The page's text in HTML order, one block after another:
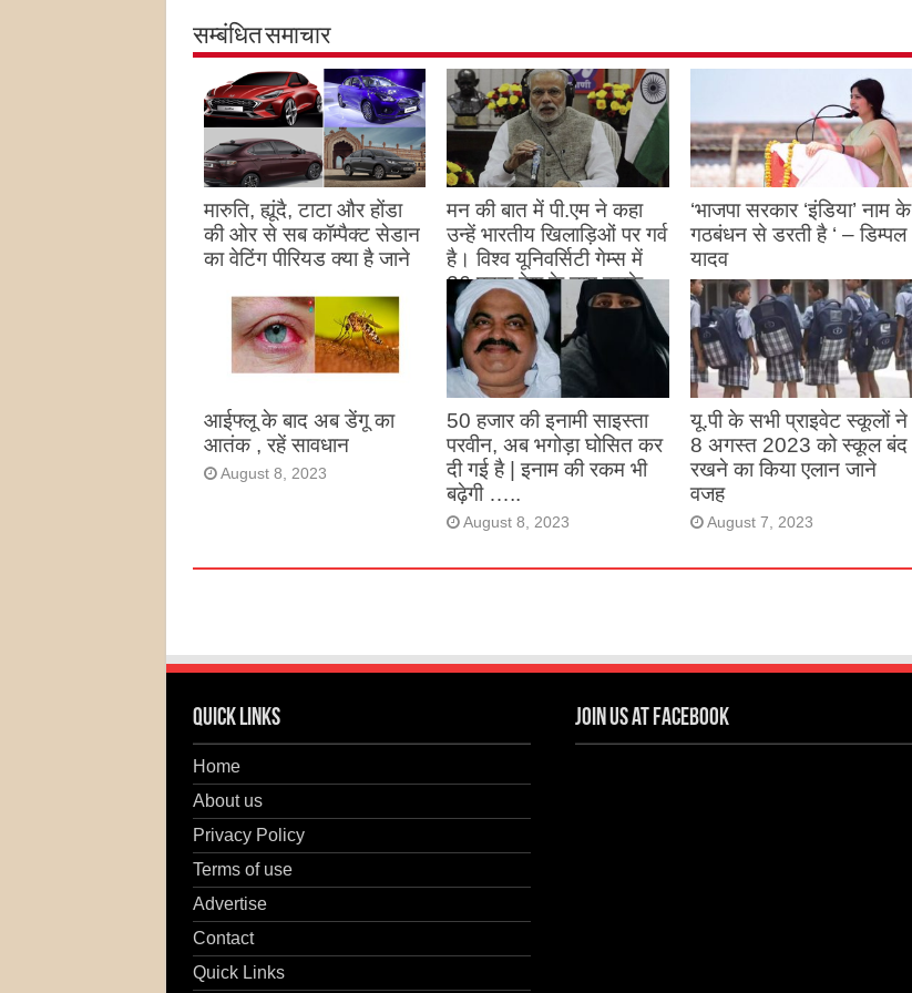
सम्बंधित समाचार
मारुति, ह्यूंदै, टाटा और होंडा
की ओर से सब कॉम्पैक्ट सेडान
का वेटिंग पीरियड क्या है जाने
मन की बात में पी.एम ने कहा
उन्हें भारतीय खिलाड़िओं पर गर्व
है। विश्व यूनिवर्सिटी गेम्स में
26 पदक देश के नाम करके
उन्होंने देश का नाम रोशन किया
है
August 27, 2023
‘भाजपा सरकार ‘इंडिया’ नाम के
गठबंधन से डरती है ‘ – डिम्पल
यादव
August 26, 2023
आईफ्लू के बाद अब डेंगू का
आतंक , रहें सावधान
August 8, 2023
50 हजार की इनामी साइस्ता
परवीन, अब भगोड़ा घोसित कर
दी गई है | इनाम की रकम भी
बढ़ेगी …..
August 8, 2023
यू.पी के सभी प्राइवेट स्कूलों ने
8 अगस्त 2023 को स्कूल बंद
रखने का किया एलान जाने
वजह
August 7, 2023
Quick Links
Home
About us
Privacy Policy
Terms of use
Advertise
Contact
Quick Links
Join us at Facebook